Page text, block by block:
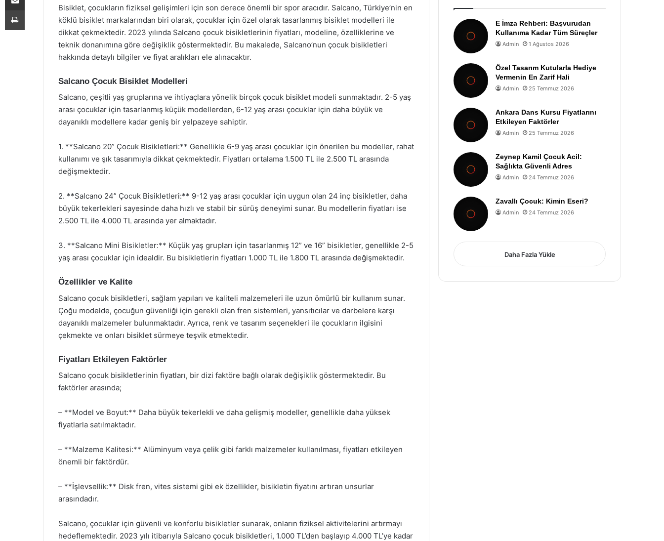
Bisiklet, çocukların fiziksel gelişimleri için son derece önemli bir spor aracıdır. Salcano, Türkiye’nin en
köklü bisiklet markalarından biri olarak, çocuklar için özel olarak tasarlanmış bisiklet modelleri ile
dikkat çekmektedir. 2023 yılında Salcano çocuk bisikletlerinin fiyatları, modeline, özelliklerine ve
teknik donanımına göre değişiklik göstermektedir. Bu makalede, Salcano’nun çocuk bisikletleri
hakkında detaylı bilgiler ve fiyat aralıkları ele alınacaktır.
Salcano Çocuk Bisiklet Modelleri
Salcano, çeşitli yaş gruplarına ve ihtiyaçlara yönelik birçok çocuk bisiklet modeli sunmaktadır. 2-5 yaş
arası çocuklar için tasarlanmış küçük modellerden, 6-12 yaş arası çocuklar için daha büyük ve
dayanıklı modellere kadar geniş bir yelpazeye sahiptir.
1. **Salcano 20” Çocuk Bisikletleri:** Genellikle 6-9 yaş arası çocuklar için önerilen bu modeller, rahat
kullanımı ve şık tasarımıyla dikkat çekmektedir. Fiyatları ortalama 1.500 TL ile 2.500 TL arasında
değişmektedir.
2. **Salcano 24” Çocuk Bisikletleri:** 9-12 yaş arası çocuklar için uygun olan 24 inç bisikletler, daha
büyük tekerlekleri sayesinde daha hızlı ve stabil bir sürüş deneyimi sunar. Bu modellerin fiyatları ise
2.500 TL ile 4.000 TL arasında yer almaktadır.
3. **Salcano Mini Bisikletler:** Küçük yaş grupları için tasarlanmış 12” ve 16” bisikletler, genellikle 2-5
yaş arası çocuklar için idealdir. Bu bisikletlerin fiyatları 1.000 TL ile 1.800 TL arasında değişmektedir.
Özellikler ve Kalite
Salcano çocuk bisikletleri, sağlam yapıları ve kaliteli malzemeleri ile uzun ömürlü bir kullanım sunar.
Çoğu modelde, çocuğun güvenliği için gerekli olan fren sistemleri, yansıtıcılar ve darbelere karşı
dayanıklı malzemeler bulunmaktadır. Ayrıca, renk ve tasarım seçenekleri ile çocukların ilgisini
çekmekte ve onları bisiklet sürmeye teşvik etmektedir.
Fiyatları Etkileyen Faktörler
Salcano çocuk bisikletlerinin fiyatları, bir dizi faktöre bağlı olarak değişiklik göstermektedir. Bu
faktörler arasında;
– **Model ve Boyut:** Daha büyük tekerlekli ve daha gelişmiş modeller, genellikle daha yüksek
fiyatlarla satılmaktadır.
– **Malzeme Kalitesi:** Alüminyum veya çelik gibi farklı malzemeler kullanılması, fiyatları etkileyen
önemli bir faktördür.
– **İşlevsellik:** Disk fren, vites sistemi gibi ek özellikler, bisikletin fiyatını artıran unsurlar
arasındadır.
Salcano, çocuklar için güvenli ve konforlu bisikletler sunarak, onların fiziksel aktivitelerini artırmayı
hedeflemektedir. 2023 yılı itibarıyla Salcano çocuk bisikletleri, 1.000 TL’den başlayıp 4.000 TL’ye kadar
E İmza Rehberi: Başvurudan
Kullanıma Kadar Tüm Süreçler
Admin 1 Ağustos 2026
Özel Tasarım Kutularla Hediye
Vermenin En Zarif Hali
Admin 25 Temmuz 2026
Ankara Dans Kursu Fiyatlarını
Etkileyen Faktörler
Admin 25 Temmuz 2026
Zeynep Kamil Çocuk Acil:
Sağlıkta Güvenli Adres
Admin 24 Temmuz 2026
Zavallı Çocuk: Kimin Eseri?
Admin 24 Temmuz 2026
Daha Fazla Yükle